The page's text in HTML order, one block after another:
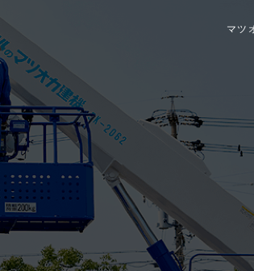
マツ